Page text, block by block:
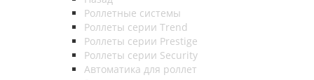
Роллетные системы
Роллеты серии Trend
Роллеты серии Prestige
Роллеты серии Security
Автоматика для роллет